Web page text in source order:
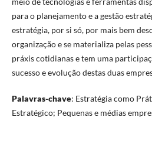
para o planejamento e a gestão
estratégia, por si só, por mais bem
organização e se materializa pelas
práxis cotidianas e tem uma
sucesso e evolução destas duas
Palavras-chave: Estratégia como
Estratégico; Pequenas e médias